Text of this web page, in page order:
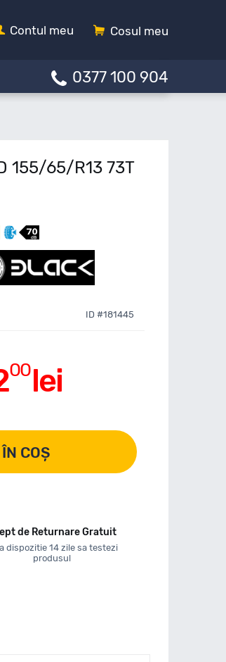
Cosul meu
Contul meu
0377 100 904
155/65/R13 73T
ID #181445
00lei
COȘ
de Returnare Gratuit
dispozitie 14 zile sa testezi
produsul